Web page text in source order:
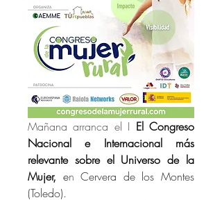
Mañana arranca el I El Congreso
Nacional e Internacional más
relevante sobre el Universo de la
Mujer, en Cervera de los Montes
(Toledo).